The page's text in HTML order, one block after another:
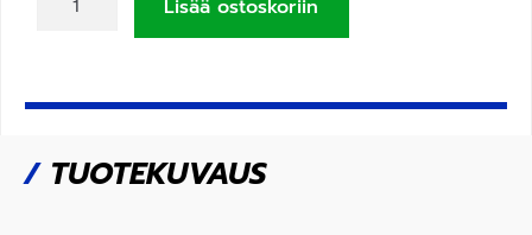
Lisää ostoskoriin
/TUOTEKUVAUS